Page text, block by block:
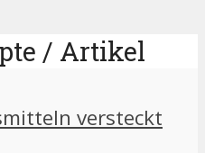
/ Artikel
versteckt